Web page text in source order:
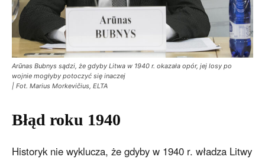
Arūnas Bubnys sądzi, że gdyby Litwa w 1940 r. okazała opór, jej losy po
wojnie mogłyby potoczyć się inaczej
| Fot. Marius Morkevičius, ELTA
Błąd roku 1940
Historyk nie wyklucza, że gdyby w 1940 r. władza Litwy